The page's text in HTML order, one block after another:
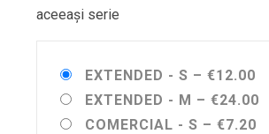
aceeași serie
EXTENDED - S – €12.00
EXTENDED - M – €24.00
COMERCIAL - S – €7.20